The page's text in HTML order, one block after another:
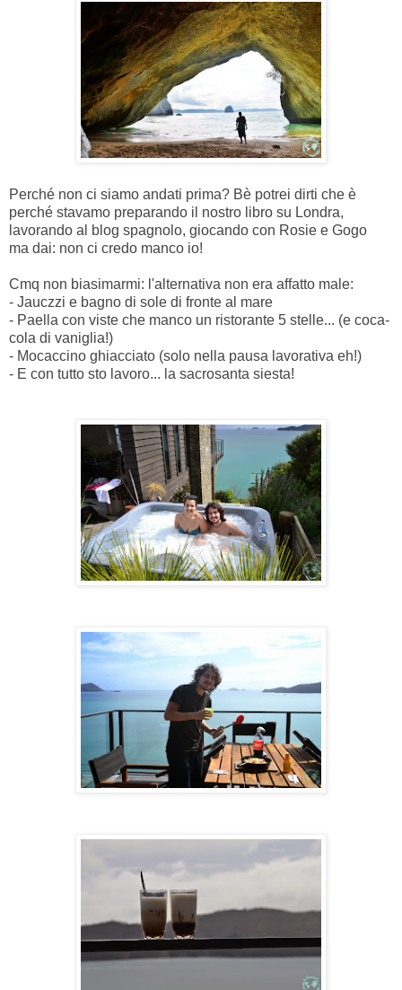
Perché non ci siamo andati prima? Bè potrei dirti che è
perché stavamo preparando il nostro libro su Londra,
lavorando al blog spagnolo, giocando con Rosie e Gogo
ma dai: non ci credo manco io!
Cmq non biasimarmi: l'alternativa non era affatto male:
- Jauczzi e bagno di sole di fronte al mare
- Paella con viste che manco un ristorante 5 stelle... (e coca-
cola di vaniglia!)
- Mocaccino ghiacciato (solo nella pausa lavorativa eh!)
- E con tutto sto lavoro... la sacrosanta siesta!